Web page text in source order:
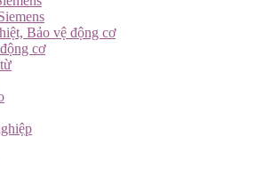
Bảo vệ động cơ
cơ